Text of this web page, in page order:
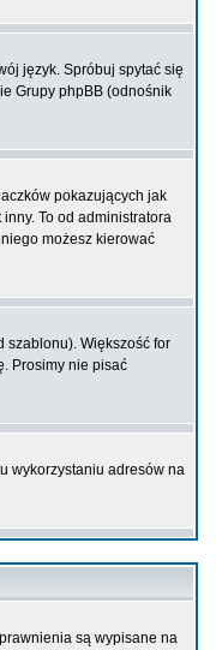
język. Spróbuj spytać się
Grupy phpBB (odnośnik
pokazujących jak
To od administratora
możesz kierować
szablonu). Większość for
Prosimy nie pisać
wykorzystaniu adresów na
są wypisane na